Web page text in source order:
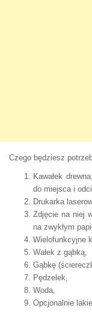
Czego będziesz
Kawałek
do miejsca i
Drukarka
Zdjęcie na niej
na zwykłym
Wielofunkcyjne
Wałek z gąbką,
Gąbkę
Pędzelek,
Woda,
Opcjonalnie